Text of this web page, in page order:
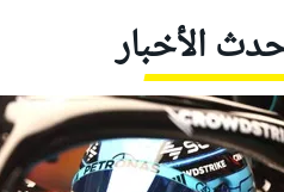
الأخبار